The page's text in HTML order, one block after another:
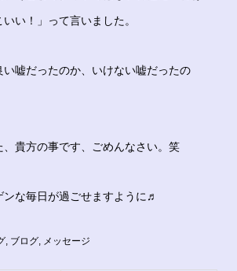
い！」って言いました。
い嘘だったのか、いけない嘘だったの
、貴方の事です、ごめんなさい。笑
ンな毎日が過ごせますように♬
, ブログ, メッセージ